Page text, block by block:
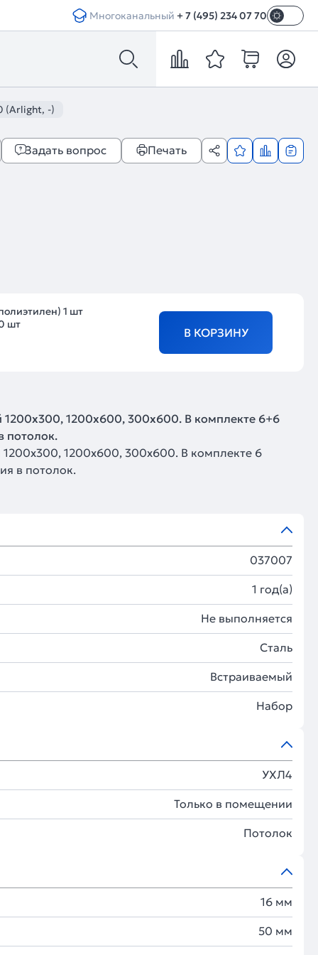
Многоканальный + 7 (495) 234 07 70
(Arlight, -)
Задать вопрос Печать
1 шт
шт
В КОРЗИНУ
1200х600, 300х600. В комплекте 6+6
потолок.
1200х600, 300х600. В комплекте 6
в потолок.
037007
1 год(а)
Не выполняется
Сталь
Встраиваемый
Набор
УХЛ4
Только в помещении
Потолок
16 мм
50 мм